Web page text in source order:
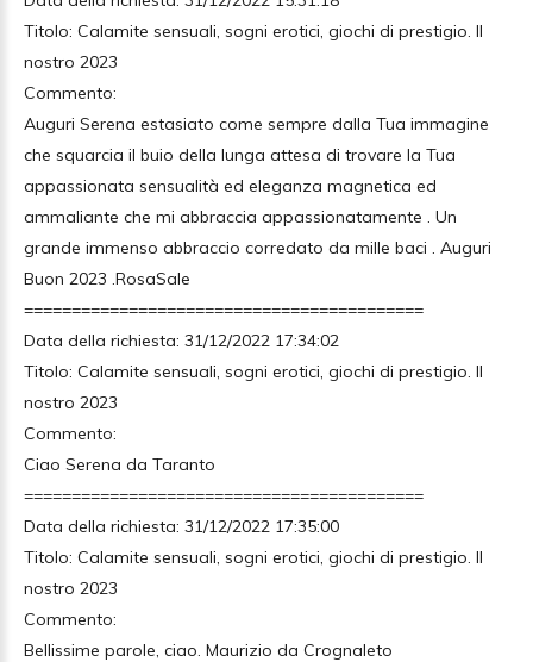
Titolo: Calamite sensuali, sogni erotici, giochi di prestigio. Il
nostro 2023
Commento:
Auguri Serena estasiato come sempre dalla Tua immagine
che squarcia il buio della lunga attesa di trovare la Tua
appassionata sensualità ed eleganza magnetica ed
ammaliante che mi abbraccia appassionatamente . Un
grande immenso abbraccio corredato da mille baci . Auguri
Buon 2023 .RosaSale
==========================================
Data della richiesta: 31/12/2022 17:34:02
Titolo: Calamite sensuali, sogni erotici, giochi di prestigio. Il
nostro 2023
Commento:
Ciao Serena da Taranto
==========================================
Data della richiesta: 31/12/2022 17:35:00
Titolo: Calamite sensuali, sogni erotici, giochi di prestigio. Il
nostro 2023
Commento:
Bellissime parole, ciao. Maurizio da Crognaleto